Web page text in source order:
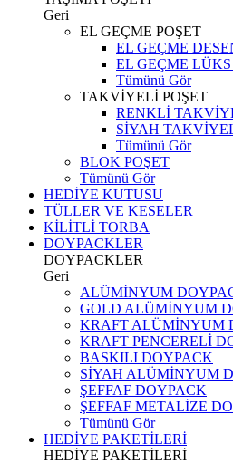
Geri
EL GEÇME POŞET
EL GEÇME
EL GEÇME
Tümünü Gör
TAKVİYELİ POŞET
RENKLİ
SİYAH
Tümünü Gör
BLOK POŞET
Tümünü Gör
HEDİYE KUTUSU
TÜLLER VE KESELER
KİLİTLİ TORBA
DOYPACKLER
DOYPACKLER
Geri
ALÜMİNYUM
GOLD ALÜMİNYUM
KRAFT ALÜMİNYUM
KRAFT PENCERELİ
BASKILI DOYPACK
SİYAH ALÜMİNYUM
ŞEFFAF DOYPACK
ŞEFFAF METALİZE
Tümünü Gör
HEDİYE PAKETİLERİ
HEDİYE PAKETİLERİ